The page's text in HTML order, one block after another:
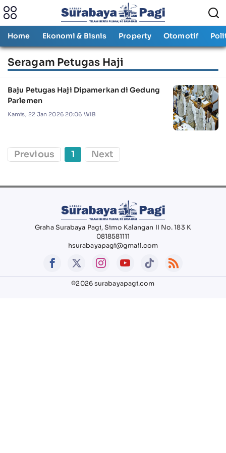
Home Ekonomi & Bisnis Property Otomotif
Seragam Petugas Haji
Baju Petugas Haji Dipamerkan di Gedung
Parlemen
Kamis, 22 Jan 2026 20:06 WIB
Previous 1 Next
Graha Surabaya Pagi, Simo Kalangan II No. 183 K
0818581111
hsurabayapagi@gmail.com
©2026 surabayapagi.com